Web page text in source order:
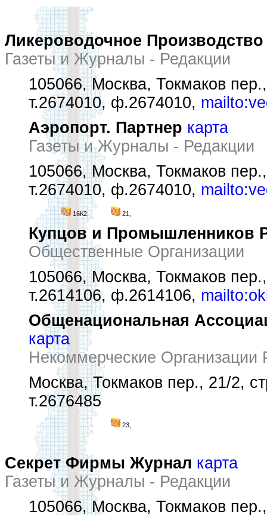
Ликероводочное
Газеты и Журналы - Редакции
105066, Москва, Токмаков
т.2674010, ф.2674010,
Аэропорт. Партнер карта
Газеты и Журналы - Редакции
105066, Москва, Токмаков
т.2674010, ф.2674010,
16К2, 21,
Купцов и Промышленников
Общественные Организации
105066, Москва, Токмаков
т.2614106, ф.2614106,
Общенациональная
карта
Некоммерческие Организации
Москва, Токмаков пер., 21/2,
т.2676485
23,
Секрет Фирмы Журнал карта
Газеты и Журналы - Редакции
105066, Москва, Токмаков